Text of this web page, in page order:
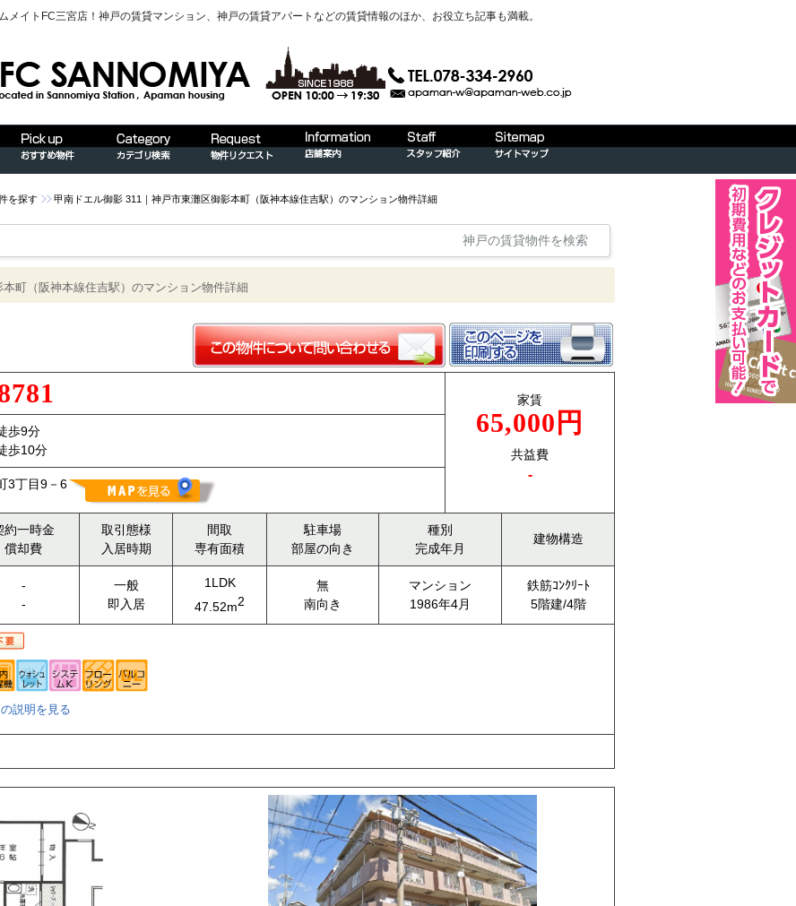
メイトFC三宮店！神戸の賃貸マンション、神戸の賃貸アパートなどの賃貸情報のほか、お役立ち記事も満載。
を探す 甲南ドエル御影 311｜神戸市東灘区御影本町（阪神本線住吉駅）のマンション物件詳細
神戸の賃貸物件を検索
町（阪神本線住吉駅）のマンション物件詳細
家賃
65,000円
共益費
-
歩9分
歩10分
3丁目9－6
約一時金
償却費
取引態様
入居時期
間取
専有面積
駐車場
部屋の向き
種別
完成年月
建物構造
-
-
一般
即入居
1LDK
47.52m2
無
南向き
マンション
1986年4月
鉄筋ｺﾝｸﾘｰﾄ
5階建/4階
説明を見る